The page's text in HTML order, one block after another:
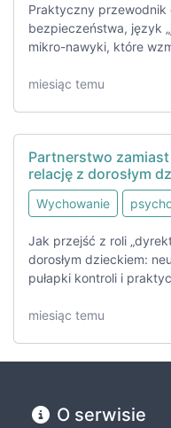
Praktyczny przewodnik
bezpieczeństwa, język
mikro-nawyki, które
miesiąc temu
Partnerstwo
relację z dorosłym
Wychowanie
Jak przejść z roli
dorosłym dzieckiem:
pułapki kontroli i
miesiąc temu
O serwisie